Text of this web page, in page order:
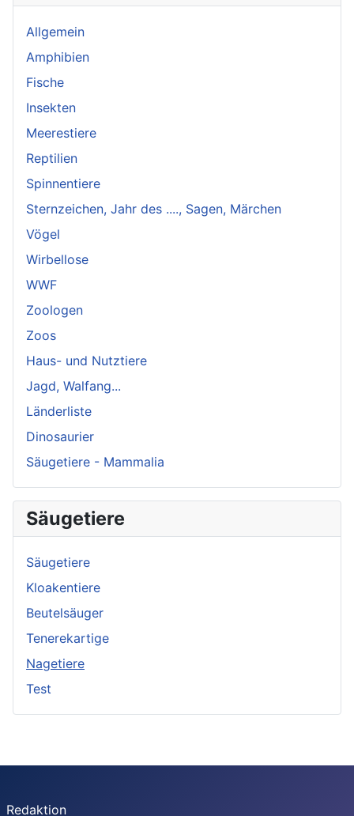
Allgemein
Amphibien
Fische
Insekten
Meerestiere
Reptilien
Spinnentiere
Sternzeichen, Jahr des ...., Sagen, Märchen
Vögel
Wirbellose
WWF
Zoologen
Zoos
Haus- und Nutztiere
Jagd, Walfang...
Länderliste
Dinosaurier
Säugetiere - Mammalia
Säugetiere
Säugetiere
Kloakentiere
Beutelsäuger
Tenerekartige
Nagetiere
Test
Redaktion